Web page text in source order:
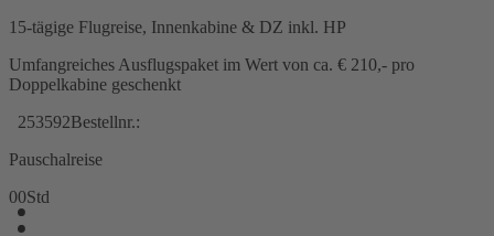
15-tägige Flugreise, Innenkabine & DZ inkl. HP
Umfangreiches Ausflugspaket im Wert von ca. € 210,- pro
Doppelkabine geschenkt
253592Bestellnr.:
Pauschalreise
00Std